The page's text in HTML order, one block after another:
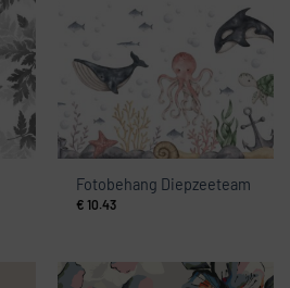
Fotobehang Diepzeeteam
€ 10.43